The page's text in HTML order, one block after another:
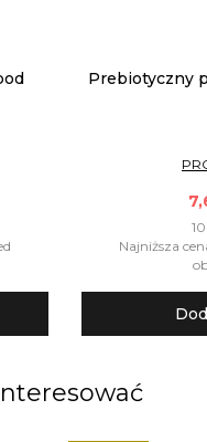
Prebiotyczny
Najniższa